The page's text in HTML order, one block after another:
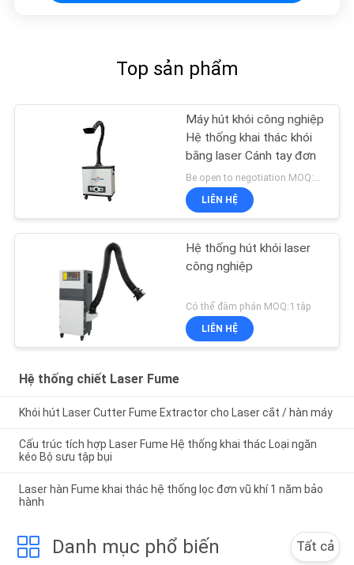
Top sản phẩm
Máy hút khói công nghiệp
Hệ thống khai thác khói
bằng laser Cánh tay đơn
Be open to negotiation MOQ:1 tập
LIÊN HỆ
Hệ thống hút khói laser
công nghiệp
Có thể đàm phán MOQ:1 tập
LIÊN HỆ
Hệ thống chiết Laser Fume
Khói hút Laser Cutter Fume Extractor cho Laser cắt / hàn máy
Cấu trúc tích hợp Laser Fume Hệ thống khai thác Loại ngăn
kéo Bộ sưu tập bụi
Laser hàn Fume khai thác hệ thống lọc đơn vũ khí 1 năm bảo
hành
Danh mục phổ biến Tất cả